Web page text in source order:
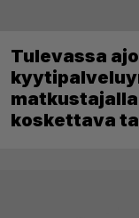
Tulevassa
koskettava